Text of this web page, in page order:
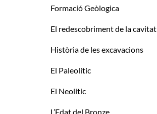
Formació Geòlogica
El redescobriment de la cavitat
Història de les excavacions
El Paleolític
El Neolític
L’Edat del Bronze